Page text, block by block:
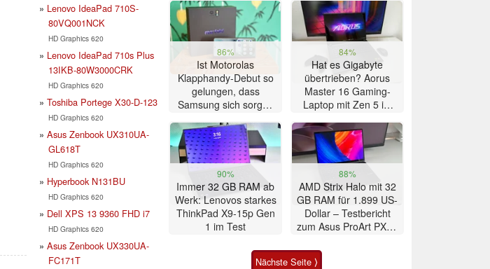
Lenovo IdeaPad 710S-
80VQ001NCK
HD Graphics 620
Lenovo IdeaPad 710s Plus
13IKB-80W3000CRK
HD Graphics 620
Toshiba Portege X30-D-123
HD Graphics 620
Asus Zenbook UX310UA-
GL618T
HD Graphics 620
Hyperbook N131BU
HD Graphics 620
Dell XPS 13 9360 FHD i7
HD Graphics 620
Asus Zenbook UX330UA-
FC171T
86%
Ist Motorolas
Klapphandy-Debut so
gelungen, dass
Samsung sich sorgen
Smartphone im Test
84%
Hat es Gigabyte
übertrieben? Aorus
Master 16 Gaming-
Laptop mit Zen 5 im
90%
Immer 32 GB RAM ab
Werk: Lenovos starkes
ThinkPad X9-15p Gen
1 im Test
88%
AMD Strix Halo mit 32
GB RAM für 1.899 US-
Dollar – Testbericht
zum Asus ProArt PX13
Nächste Seite ⟩